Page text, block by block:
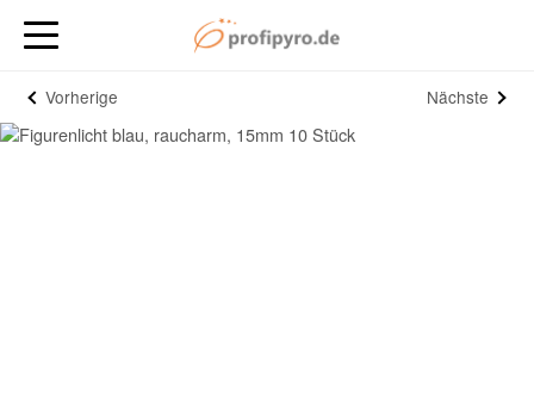
Vorherige Nächste